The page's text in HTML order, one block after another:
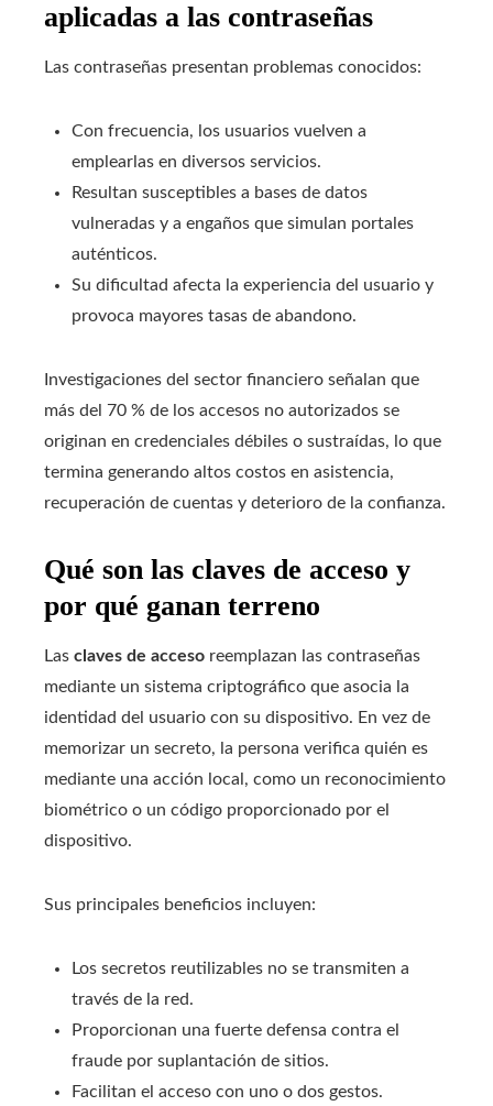
aplicadas a las contraseñas
Las contraseñas presentan problemas conocidos:
Con frecuencia, los usuarios vuelven a
emplearlas en diversos servicios.
Resultan susceptibles a bases de datos
vulneradas y a engaños que simulan portales
auténticos.
Su dificultad afecta la experiencia del usuario y
provoca mayores tasas de abandono.
Investigaciones del sector financiero señalan que
más del 70 % de los accesos no autorizados se
originan en credenciales débiles o sustraídas, lo que
termina generando altos costos en asistencia,
recuperación de cuentas y deterioro de la confianza.
Qué son las claves de acceso y
por qué ganan terreno
Las claves de acceso reemplazan las contraseñas
mediante un sistema criptográfico que asocia la
identidad del usuario con su dispositivo. En vez de
memorizar un secreto, la persona verifica quién es
mediante una acción local, como un reconocimiento
biométrico o un código proporcionado por el
dispositivo.
Sus principales beneficios incluyen:
Los secretos reutilizables no se transmiten a
través de la red.
Proporcionan una fuerte defensa contra el
fraude por suplantación de sitios.
Facilitan el acceso con uno o dos gestos.